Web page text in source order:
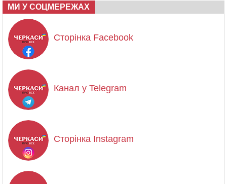
МИ У СОЦМЕРЕЖАХ
Сторінка Facebook
Канал у Telegram
Сторінка Instagram